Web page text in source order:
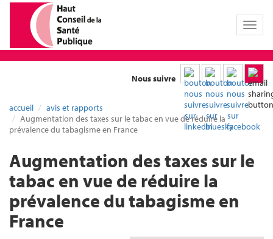
Toggle
Nous suivre
accueil
avis et rapports
Augmentation des taxes sur le tabac en vue de réduire la
prévalence du tabagisme en France
Augmentation des taxes sur le
tabac en vue de réduire la
prévalence du tabagisme en
France